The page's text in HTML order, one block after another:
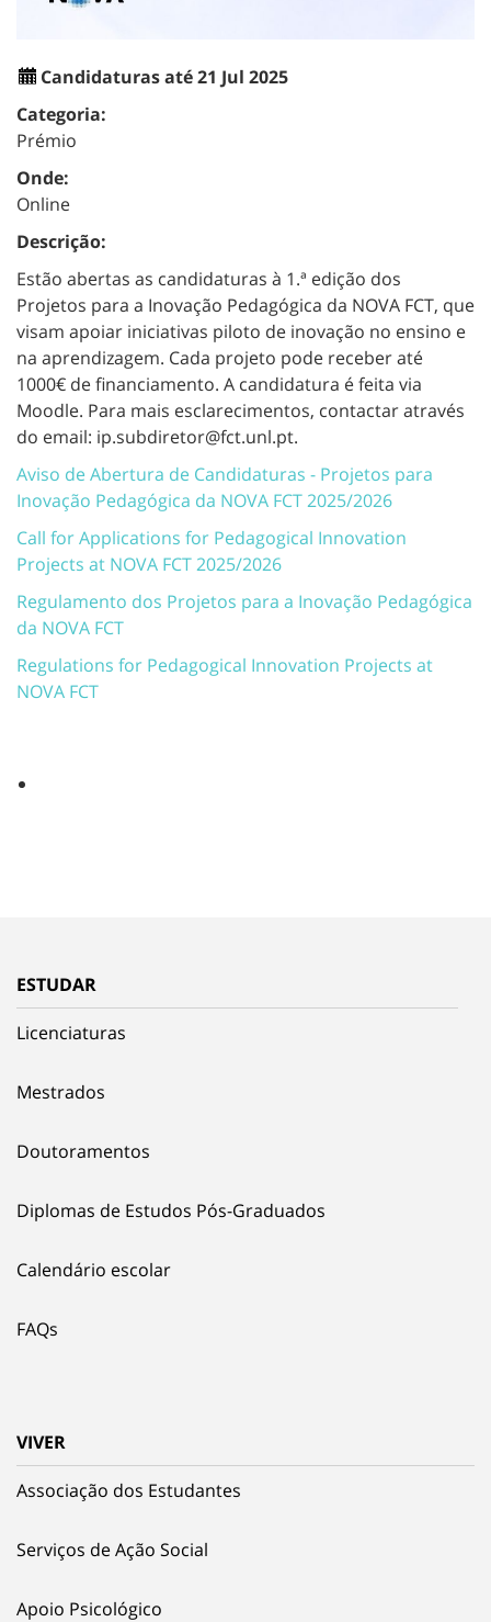
Candidaturas até 21 Jul 2025
Categoria:
Prémio
Onde:
Online
Descrição:
Estão abertas as candidaturas à 1.ª edição dos
Projetos para a Inovação Pedagógica da NOVA FCT, que
visam apoiar iniciativas piloto de inovação no ensino e
na aprendizagem. Cada projeto pode receber até
1000€ de financiamento. A candidatura é feita via
Moodle. Para mais esclarecimentos, contactar através
do email: ip.subdiretor@fct.unl.pt.
Aviso de Abertura de Candidaturas - Projetos para
Inovação Pedagógica da NOVA FCT 2025/2026
Call for Applications for Pedagogical Innovation
Projects at NOVA FCT 2025/2026
Regulamento dos Projetos para a Inovação Pedagógica
da NOVA FCT
Regulations for Pedagogical Innovation Projects at
NOVA FCT
ESTUDAR
Licenciaturas
Mestrados
Doutoramentos
Diplomas de Estudos Pós-Graduados
Calendário escolar
FAQs
VIVER
Associação dos Estudantes
Serviços de Ação Social
Apoio Psicológico